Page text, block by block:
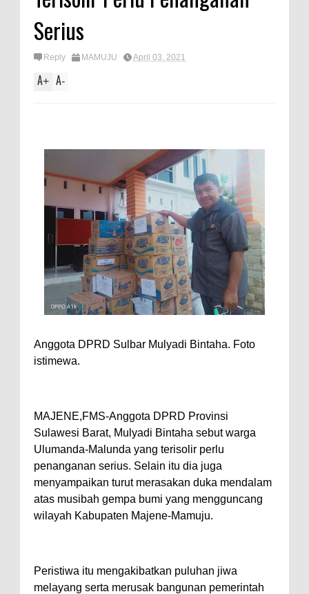
Serius
Reply MAMUJU April 03, 2021
A+ A-
Anggota DPRD Sulbar Mulyadi Bintaha. Foto
istimewa.
MAJENE,FMS-Anggota DPRD Provinsi
Sulawesi Barat, Mulyadi Bintaha sebut warga
Ulumanda-Malunda yang terisolir perlu
penanganan serius. Selain itu dia juga
menyampaikan turut merasakan duka mendalam
atas musibah gempa bumi yang mengguncang
wilayah Kabupaten Majene-Mamuju.
Peristiwa itu mengakibatkan puluhan jiwa
melayang serta merusak bangunan pemerintah